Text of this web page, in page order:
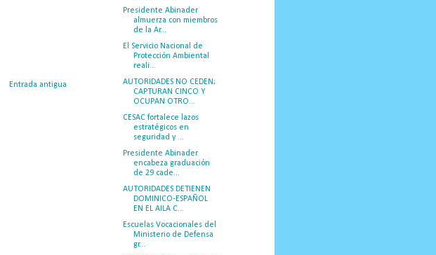
Entrada antigua
Presidente Abinader
almuerza con miembros
de la Ar...
El Servicio Nacional de
Protección Ambiental
reali...
AUTORIDADES NO CEDEN;
CAPTURAN CINCO Y
OCUPAN OTRO...
CESAC fortalece lazos
estratégicos en
seguridad y ...
Presidente Abinader
encabeza graduación
de 29 cade...
AUTORIDADES DETIENEN
DOMINICO-ESPAÑOL
EN EL AILA C...
Escuelas Vocacionales del
Ministerio de Defensa
gr...